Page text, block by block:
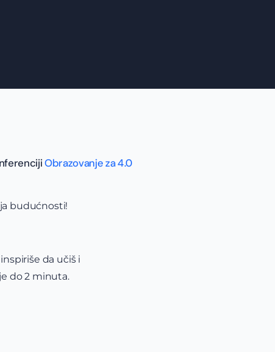
Obrazovanje za 4.0
budućnosti!
da učiš i
do 2 minuta.